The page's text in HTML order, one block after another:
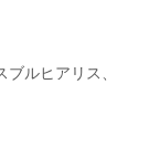
ルヒアリス、